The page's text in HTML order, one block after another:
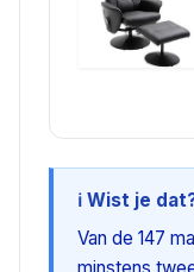
ℹ️ Wist je
Van de 147